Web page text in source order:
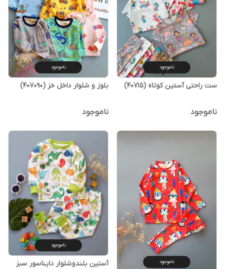
ناموجود
ست راحتی آستین کوتاه (40715)
ناموجود
ناموجود
بلوز و شلوار داخل خز (407090)
ناموجود
ناموجود
ناموجود
آستین بلندوشلوار دایناسور سبز